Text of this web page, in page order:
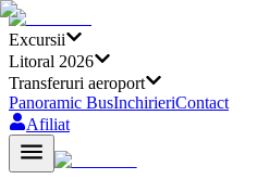
Excursii
Litoral 2026
Transferuri aeroport
Panoramic BusInchirieriContact
Afiliat